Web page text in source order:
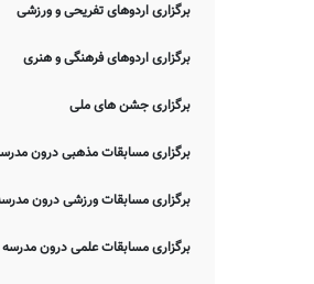
برگزاری اردوهای تفریحی و ورزشی
برگزاری اردوهای فرهنگی و هنری
برگزاری جشن های ملی
برگزاری مسابقات مذهبی درون
برگزاری مسابقات ورزشی درون
برگزاری مسابقات علمی درون